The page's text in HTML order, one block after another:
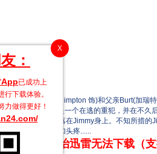
X
：
App已成功上
下载体验。
力做得更好！
顿 Martha Plimpton 饰)和父亲Burt(加瑞特
就发现了Lucy是一个在逃的重犯，并在不久
厚非责无旁贷地落在Jimmy身上。不知所措的
外出现让他们更加头疼......
线播放 专治迅雷无法下载（支